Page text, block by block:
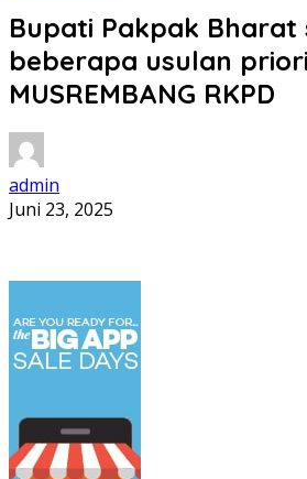
Bupati Pakpak Bharat
beberapa usulan
MUSREMBANG RKPD
admin
Juni 23, 2025